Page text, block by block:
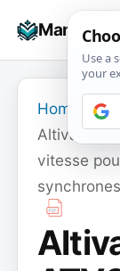
Manuals+
Home
Altivar
vitesse